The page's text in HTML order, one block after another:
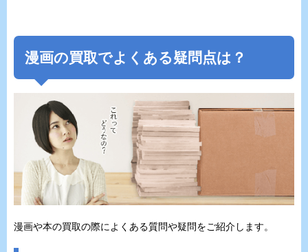
漫画の買取でよくある疑問点は？
漫画や本の買取の際によくある質問や疑問をご紹介します。